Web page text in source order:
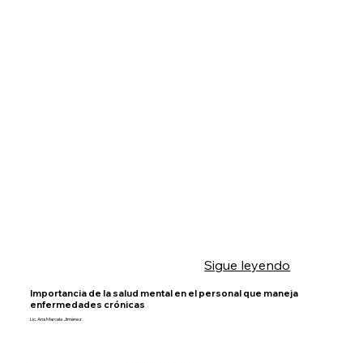
Sigue leyendo
Importancia de la salud mental en el personal que maneja
enfermedades crónicas
Lic. Ana Marcela Jiménez